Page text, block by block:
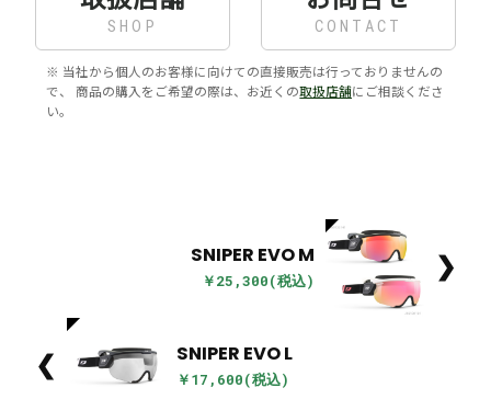
SHOP CONTACT
※ 当社から個人のお客様に向けての直接販売は行っておりませんの
で、 商品の購入をご希望の際は、お近くの取扱店舗にご相談くださ
い。
SNIPER EVO M
￥25,300(税込) ❯
❮ SNIPER EVO L
￥17,600(税込)